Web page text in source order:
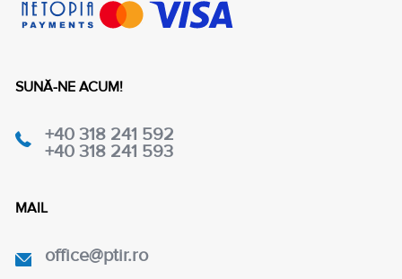
SUNĂ-NE ACUM!
+40 318 241 592
+40 318 241 593
MAIL
office@ptir.ro